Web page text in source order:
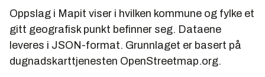
Oppslag i Mapit viser i hvilken kommune og fylke et
gitt geografisk punkt befinner seg. Dataene
leveres i JSON-format. Grunnlaget er basert på
dugnadskarttjenesten OpenStreetmap.org.